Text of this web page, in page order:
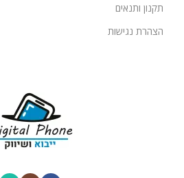
תקנון ותנאים
הצהרת נגישות